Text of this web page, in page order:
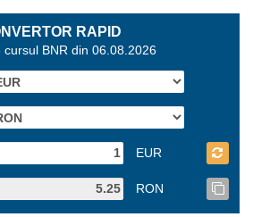
RAPID
cursul BNR din 06.08.2026
EUR
RON